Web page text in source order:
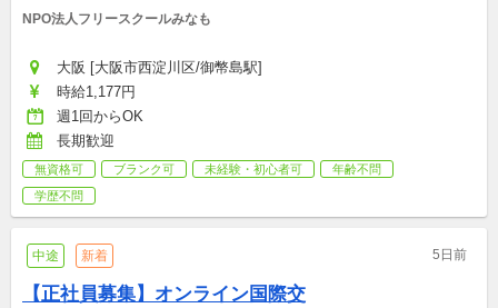
NPO法人フリースクールみなも
大阪 [大阪市西淀川区/御幣島駅]
時給1,177円
週1回からOK
長期歓迎
無資格可 ブランク可 未経験・初心者可
年齢不問
学歴不問
中途 新着 5日前
【正社員募集】オンライン国際交